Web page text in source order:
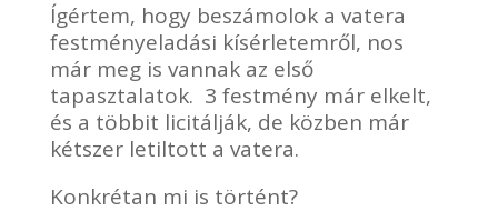
Ígértem, hogy beszámolok a vatera
festményeladási kísérletemről, nos
már meg is vannak az első
tapasztalatok. 3 festmény már elkelt,
és a többit licitálják, de közben már
kétszer letiltott a vatera.
Konkrétan mi is történt?